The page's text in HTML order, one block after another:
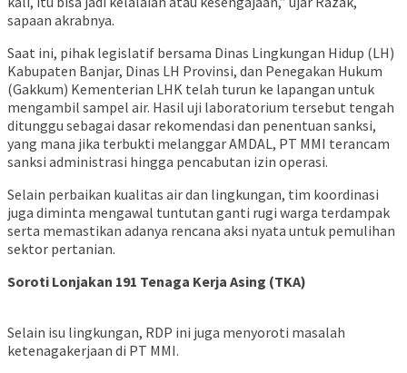
sapaan akrabnya.
​Saat ini, pihak legislatif bersama Dinas Lingkungan Hidup (LH)
Kabupaten Banjar, Dinas LH Provinsi, dan Penegakan Hukum
(Gakkum) Kementerian LHK telah turun ke lapangan untuk
mengambil sampel air. Hasil uji laboratorium tersebut tengah
ditunggu sebagai dasar rekomendasi dan penentuan sanksi,
yang mana jika terbukti melanggar AMDAL, PT MMI terancam
sanksi administrasi hingga pencabutan izin operasi.
​Selain perbaikan kualitas air dan lingkungan, tim koordinasi
juga diminta mengawal tuntutan ganti rugi warga terdampak
serta memastikan adanya rencana aksi nyata untuk pemulihan
sektor pertanian.
Soroti Lonjakan 191 Tenaga Kerja Asing (TKA)
​Selain isu lingkungan, RDP ini juga menyoroti masalah
ketenagakerjaan di PT MMI.